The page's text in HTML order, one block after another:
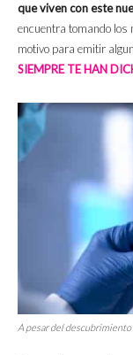
que viven con este
encuentra tomando los
motivo para emitir
SIEMPRE TE HAN
A pesar del descubrimiento